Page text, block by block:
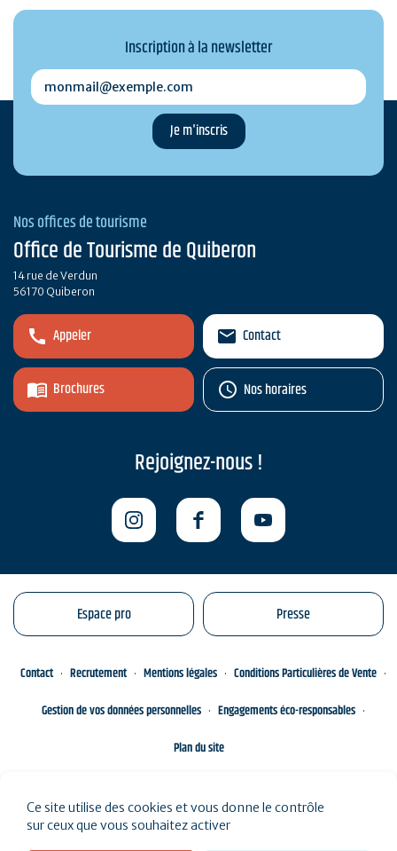
Inscription à la newsletter
monmail@exemple.com
Nos offices de tourisme
Office de Tourisme de Quiberon
14 rue de Verdun
56170 Quiberon
Appeler
Brochures
Contact
Nos horaires
Rejoignez-nous !
Espace pro Presse
Contact Recrutement Mentions légales
Conditions Particulières de Vente
Gestion de vos données personnelles
Engagements éco-responsables
Plan du site
Ce site utilise des cookies et vous donne le contrôle
sur ceux que vous souhaitez activer